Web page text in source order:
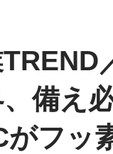
備え
フッ